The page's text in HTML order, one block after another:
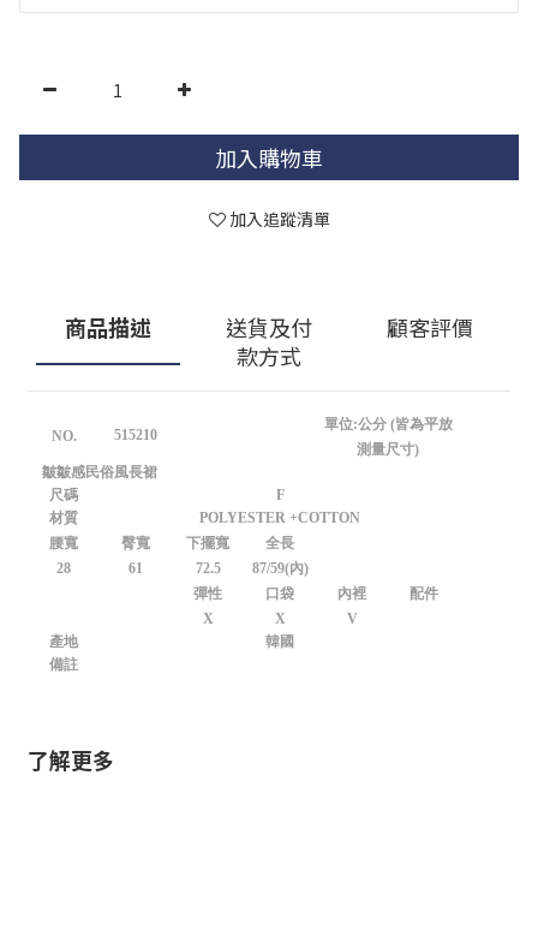
加入購物車
加入追蹤清單
商品描述
送貨及付
款方式
顧客評價
NO. 515210
單位:公分 (皆為平放
測量尺寸)
皺皺感民俗風長裙
尺碼
F
材質
POLYESTER +COTTON
腰寬
臀寬 下擺寬
全長
28
61 72.5
87/59(內)
彈性
口袋 內裡
配件
X
X
V
產地
韓國
備註
了解更多